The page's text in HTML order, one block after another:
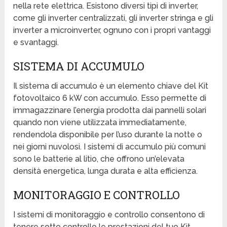
nella rete elettrica. Esistono diversi tipi di inverter,
come gli inverter centralizzati, gli inverter stringa e gli
inverter a microinverter, ognuno con i propri vantaggi
e svantaggi.
SISTEMA DI ACCUMULO
Il sistema di accumulo è un elemento chiave del Kit
fotovoltaico 6 kW con accumulo. Esso permette di
immagazzinare l’energia prodotta dai pannelli solari
quando non viene utilizzata immediatamente,
rendendola disponibile per l’uso durante la notte o
nei giorni nuvolosi. I sistemi di accumulo più comuni
sono le batterie al litio, che offrono un’elevata
densità energetica, lunga durata e alta efficienza.
MONITORAGGIO E CONTROLLO
I sistemi di monitoraggio e controllo consentono di